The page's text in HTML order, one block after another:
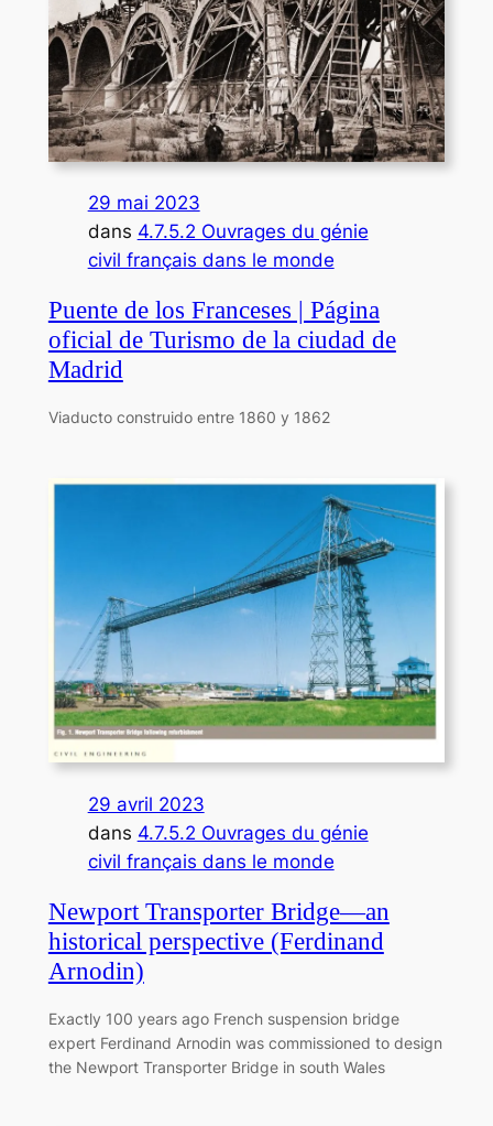
29 mai 2023
dans 4.7.5.2 Ouvrages du génie
civil français dans le monde
Puente de los Franceses | Página
oficial de Turismo de la ciudad de
Madrid
Viaducto construido entre 1860 y 1862
29 avril 2023
dans 4.7.5.2 Ouvrages du génie
civil français dans le monde
Newport Transporter Bridge—an
historical perspective (Ferdinand
Arnodin)
Exactly 100 years ago French suspension bridge
expert Ferdinand Arnodin was commissioned to design
the Newport Transporter Bridge in south Wales